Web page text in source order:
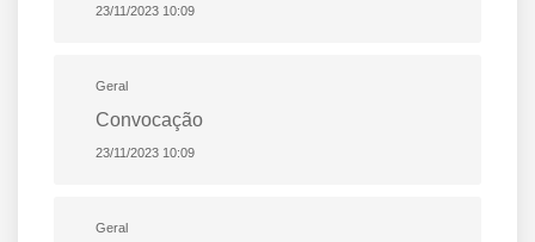
23/11/2023 10:09
Geral
Convocação
23/11/2023 10:09
Geral